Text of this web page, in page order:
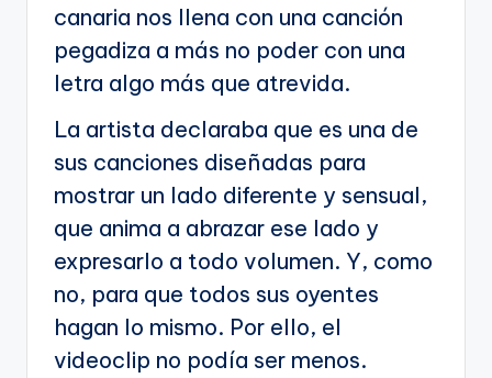
canaria nos llena con una canción
pegadiza a más no poder con una
letra algo más que atrevida.
La artista declaraba que es una de
sus canciones diseñadas para
mostrar un lado diferente y sensual,
que anima a abrazar ese lado y
expresarlo a todo volumen. Y, como
no, para que todos sus oyentes
hagan lo mismo. Por ello, el
videoclip no podía ser menos.